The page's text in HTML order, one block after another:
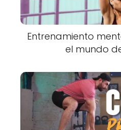
Entrenamiento
el mundo